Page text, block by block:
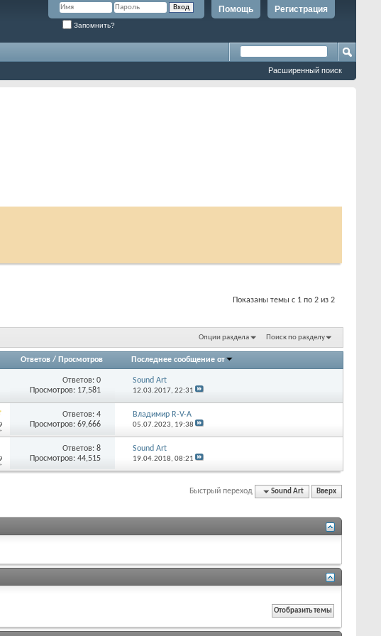
Регистрация
Помощь
Запомнить?
Расширенный поиск
Показаны темы с 1 по 2 из 2
Опции раздела Поиск по разделу
Ответов / Просмотров Последнее сообщение от
Ответов:0
Просмотров: 17,581
Sound Art
12.03.2017, 22:31
Ответов:4
Просмотров: 69,666
Владимир R-V-A
05.07.2023, 19:38
Ответов:8
Просмотров: 44,515
Sound Art
19.04.2018, 08:21
Быстрый переход Sound Art Вверх